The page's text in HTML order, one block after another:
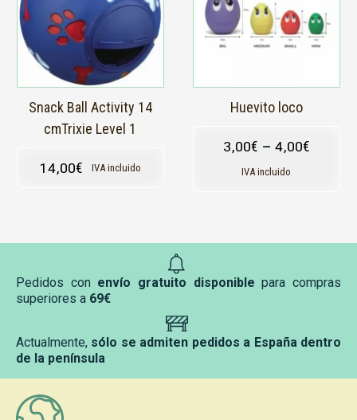
Snack Ball Activity 14
cmTrixie Level 1
14,00€ IVA incluido
Huevito loco
3,00€ – 4,00€
IVA incluido
variantes.
Las
opciones
elegir
página
Pedidos con envío gratuito disponible para compras
superiores a 69€
Actualmente, sólo se admiten pedidos a España dentro
de la península